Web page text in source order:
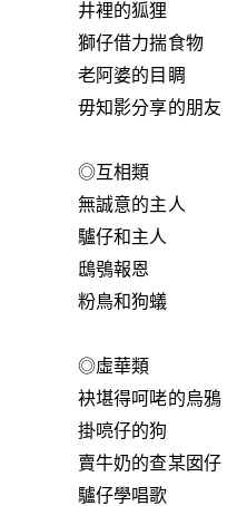
井裡的狐狸
獅仔借力揣食物
老阿婆的目睭
毋知影分享的朋友
◎互相類
無誠意的主人
驢仔和主人
鴟鴞報恩
粉鳥和狗蟻
◎虛華類
袂堪得呵咾的烏鴉
掛喨仔的狗
賣牛奶的查某囡仔
驢仔學唱歌